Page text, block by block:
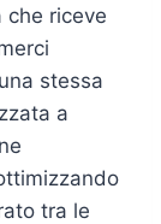
che riceve
stessa
a
tra le